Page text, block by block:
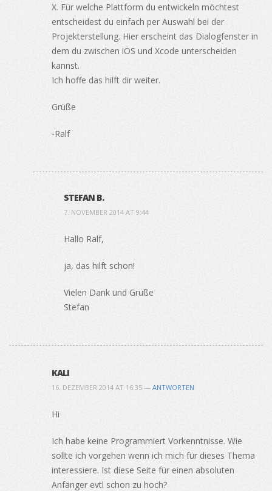
X. Für welche Plattform du entwickeln möchtest
entscheidest du einfach per Auswahl bei der
Projekterstellung. Hier erscheint das Dialogfenster in
dem du zwischen iOS und Xcode unterscheiden
kannst.
Ich hoffe das hilft dir weiter.
Grüße
-Ralf
STEFAN B.
7. NOVEMBER 2014 AT 9:44
Hallo Ralf,
ja, das hilft schon!
Vielen Dank und Grüße
Stefan
KALI
16. DEZEMBER 2014 AT 16:35 — ANTWORTEN
Hi
Ich habe keine Programmiert Vorkenntnisse. Wie
sollte ich vorgehen wenn ich mich für dieses Thema
interessiere. Ist diese Seite für einen absoluten
Anfänger evtl schon zu hoch?